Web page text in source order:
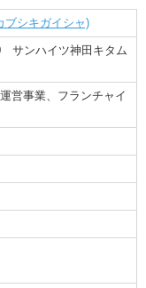
シキガイシャ)
サンハイツ神田キタム
営事業、フランチャイ